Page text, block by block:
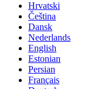
Hrvatski
Čeština
Dansk
Nederlands
English
Estonian
Persian
Français